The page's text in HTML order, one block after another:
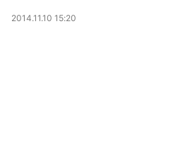
2014.11.10 15:20